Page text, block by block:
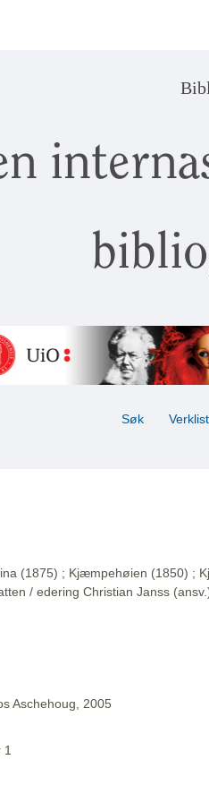
Søk
(1875) ; Kjæmpehøien (1850) ;
/ edering Christian Janss
Aschehoug, 2005